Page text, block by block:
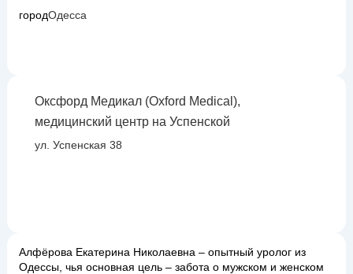
городОдесса
Оксфорд Медикал (Oxford Medical),
медицинский центр на Успенской
ул. Успенская 38
Алфёрова Екатерина Николаевна – опытный уролог из
Одессы, чья основная цель – забота о мужском и женском